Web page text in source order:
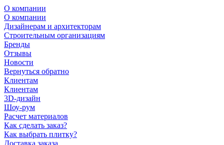
О компании
О компании
Дизайнерам и архитекторам
Строительным организациям
Бренды
Отзывы
Новости
Вернуться обратно
Клиентам
Клиентам
3D-дизайн
Шоу-рум
Расчет материалов
Как сделать заказ?
Как выбрать плитку?
Доставка заказа